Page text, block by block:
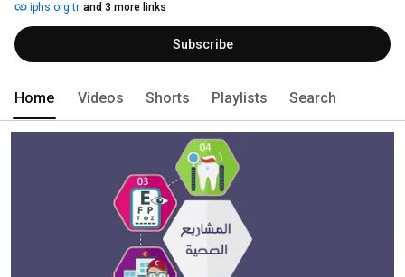
iphs.org.tr and 3 more links
Subscribe
Home Videos Shorts Playlists Search